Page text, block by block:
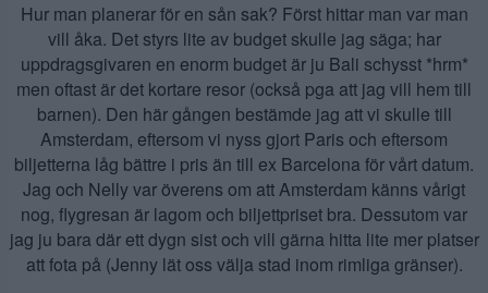
Hur man planerar för en sån sak? Först hittar man var man
vill åka. Det styrs lite av budget skulle jag säga; har
uppdragsgivaren en enorm budget är ju Bali schysst *hrm*
men oftast är det kortare resor (också pga att jag vill hem till
barnen). Den här gången bestämde jag att vi skulle till
Amsterdam, eftersom vi nyss gjort Paris och eftersom
biljetterna låg bättre i pris än till ex Barcelona för vårt datum.
Jag och Nelly var överens om att Amsterdam känns vårigt
nog, flygresan är lagom och biljettpriset bra. Dessutom var
jag ju bara där ett dygn sist och vill gärna hitta lite mer platser
att fota på (Jenny lät oss välja stad inom rimliga gränser).